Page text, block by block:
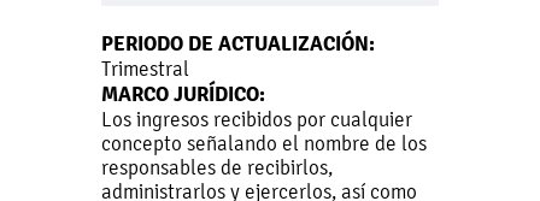
PERIODO DE ACTUALIZACIÓN:
Trimestral
MARCO JURÍDICO:
Los ingresos recibidos por cualquier
concepto señalando el nombre de los
responsables de recibirlos,
administrarlos y ejercerlos, así como